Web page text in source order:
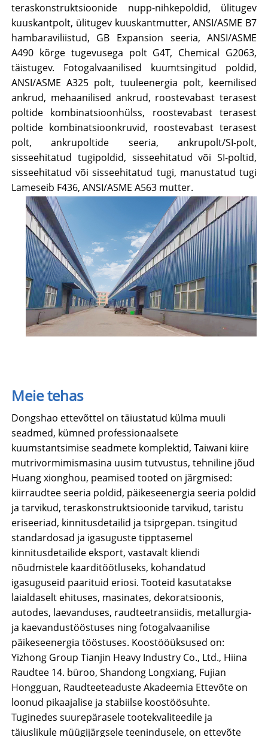
teraskonstruktsioonide nupp-nihkepoldid, ülitugev
kuuskantpolt, ülitugev kuuskantmutter, ANSI/ASME B7
hambaraviliistud, GB Expansion seeria, ANSI/ASME
A490 kõrge tugevusega polt G4T, Chemical G2063,
täistugev. Fotogalvaanilised kuumtsingitud poldid,
ANSI/ASME A325 polt, tuuleenergia polt, keemilised
ankrud, mehaanilised ankrud, roostevabast terasest
poltide kombinatsioonhülss, roostevabast terasest
poltide kombinatsioonkruvid, roostevabast terasest
polt, ankrupoltide seeria, ankrupolt/SI-polt,
sisseehitatud tugipoldid, sisseehitatud või SI-poltid,
sisseehitatud või sisseehitatud tugi, manustatud tugi
Lameseib F436, ANSI/ASME A563 mutter.
Meie tehas
Dongshao ettevõttel on täiustatud külma muuli
seadmed, kümned professionaalsete
kuumstantsimise seadmete komplektid, Taiwani kiire
mutrivormimismasina uusim tutvustus, tehniline jõud
Huang xionghou, peamised tooted on järgmised:
kiirraudtee seeria poldid, päikeseenergia seeria poldid
ja tarvikud, teraskonstruktsioonide tarvikud, taristu
eriseeriad, kinnitusdetailid ja tsiprgepan. tsingitud
standardosad ja igasuguste tipptasemel
kinnitusdetailide eksport, vastavalt kliendi
nõudmistele kaarditöötluseks, kohandatud
igasuguseid paarituid eriosi. Tooteid kasutatakse
laialdaselt ehituses, masinates, dekoratsioonis,
autodes, laevanduses, raudteetransiidis, metallurgia-
ja kaevandustööstuses ning fotogalvaanilise
päikeseenergia tööstuses. Koostööüksused on:
Yizhong Group Tianjin Heavy Industry Co., Ltd., Hiina
Raudtee 14. büroo, Shandong Longxiang, Fujian
Hongguan, Raudteeteaduste Akadeemia Ettevõte on
loonud pikaajalise ja stabiilse koostöösuhte.
Tuginedes suurepärasele tootekvaliteedile ja
täiuslikule müügijärgsele teenindusele, on ettevõte